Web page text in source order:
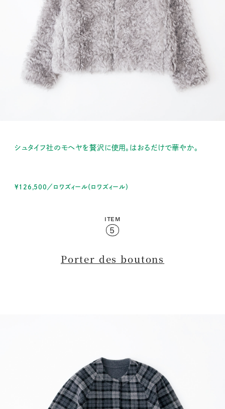
シュタイフ社のモヘヤを贅沢に使用。はおるだけで華やか。
¥126,500／ロワズィール（ロワズィール）
ITEM
5
Porter des boutons